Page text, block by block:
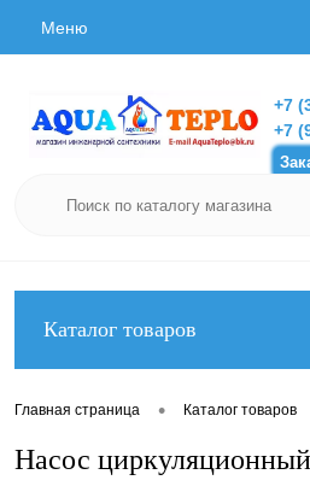
Меню
+7
+7
Каталог товаров
Главная страница • Каталог товаров
Насос